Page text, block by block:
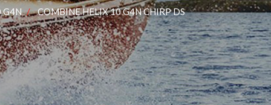
G4N COMBINE HELIX 10 G4N CHIRP DS